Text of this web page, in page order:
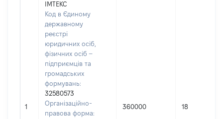
1
ІМТЕКС
Код в Єдиному
державному
реєстрі
юридичних осіб,
фізичних осіб –
підприємців та
громадських
формувань:
32580573
Організаційно-
правова форма:
360000 18